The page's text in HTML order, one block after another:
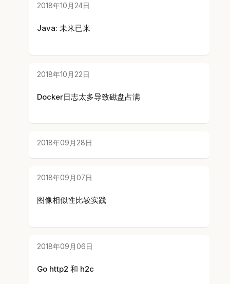
2018年10月24日
Java: 未来已来
2018年10月22日
Docker日志太多导致磁盘占满
2018年09月28日
2018年09月07日
图像相似性比较实践
2018年09月06日
Go http2 和 h2c